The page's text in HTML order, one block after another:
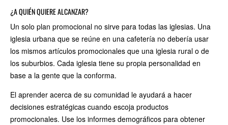
¿A QUIÉN QUIERE ALCANZAR?
Un solo plan promocional no sirve para todas las iglesias. Una
iglesia urbana que se reúne en una cafetería no debería usar
los mismos artículos promocionales que una iglesia rural o de
los suburbios. Cada iglesia tiene su propia personalidad en
base a la gente que la conforma.
El aprender acerca de su comunidad le ayudará a hacer
decisiones estratégicas cuando escoja productos
promocionales. Use los informes demográficos para obtener